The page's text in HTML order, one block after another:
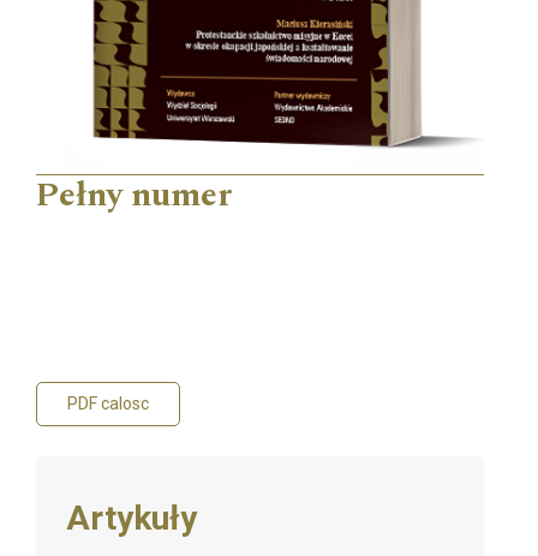
Pełny numer
PDF calosc
Artykuły